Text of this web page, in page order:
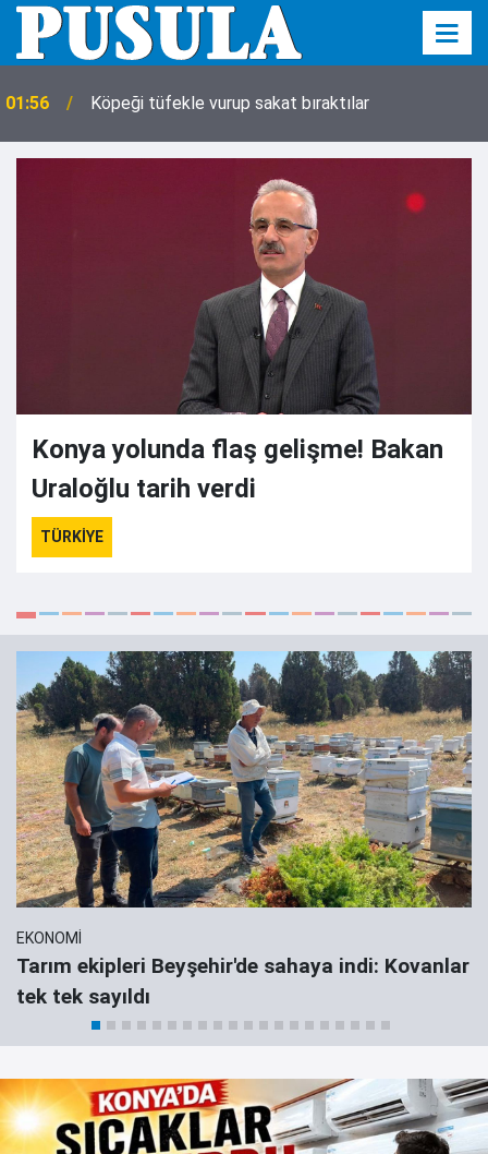
01:56 Köpeği tüfekle vurup sakat bıraktılar
Konya yolunda flaş gelişme! Bakan
Uraloğlu tarih verdi
TÜRKİYE
EKONOMİ
Tarım ekipleri Beyşehir'de sahaya indi: Kovanlar
tek tek sayıldı